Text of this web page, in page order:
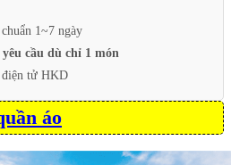
1~7 ngày
cầu dù chỉ 1 món
điện tử HKD
áo